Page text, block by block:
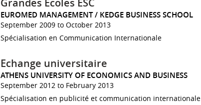
Grandes Ecoles ESC
EUROMED MANAGEMENT / KEDGE BUSINESS SCHOOL
September 2009 to October 2013
Spécialisation en Communication Internationale
Echange universitaire
ATHENS UNIVERSITY OF ECONOMICS AND BUSINESS
September 2012 to February 2013
Spécialisation en publicité et communication internationale